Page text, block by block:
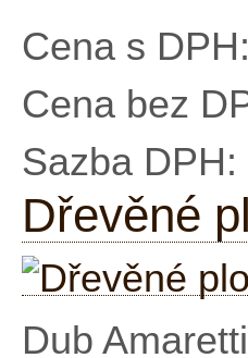
Cena s DPH:
Cena bez
Sazba DPH:
Dřevěné
Dub